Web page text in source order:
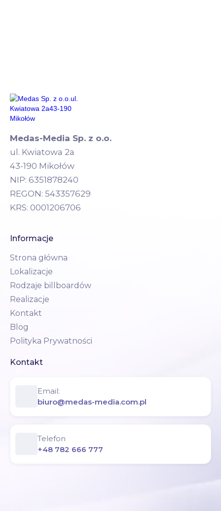
Medas-Media Sp. z o.o.
ul. Kwiatowa 2a
43-190 Mikołów
NIP: 6351878240
REGON: 543357629
KRS: 0001206706
Informacje
Strona główna
Lokalizacje
Rodzaje billboardów
Realizacje
Kontakt
Blog
Polityka Prywatności
Kontakt
Email:
biuro@medas-media.com.pl
Telefon
+48 782 666 777